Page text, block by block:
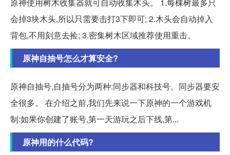
会掉3块木头,所以只需要击打3下即可; 2.木头会自动掉入
背包,不用刻意去捡; 3.密集树木区域推荐使用重击。
原神自抽号怎么才算安全?
原神自抽号,自抽号分为两种:同步器和科技号。同步器要安
全很多。 在介绍之前,我们先来说一下原神的一个游戏机
制:如果你创建了账号,第一天游玩之后下线,第...
原神用的什么代码?